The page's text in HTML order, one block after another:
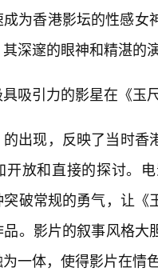
为香港影坛的性感
深邃的眼神和精湛的
吸引力的影星在《玉
的出现，反映了当时
开放和直接的探讨。
破常规的勇气，让
。影片的叙事风格
一体，使得影片在情